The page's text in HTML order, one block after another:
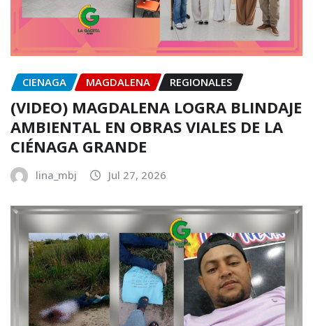
CIENAGA MAGDALENA REGIONALES
(VIDEO) MAGDALENA LOGRA BLINDAJE
AMBIENTAL EN OBRAS VIALES DE LA
CIÉNAGA GRANDE
lina_mbj Jul 27, 2026